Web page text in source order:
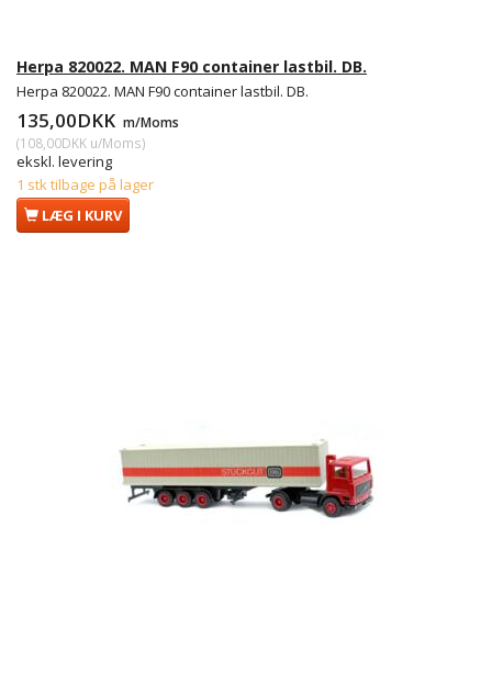
Herpa 820022. MAN F90 container lastbil. DB.
Herpa 820022. MAN F90 container lastbil. DB.
135,00DKK m/Moms
(108,00DKK u/Moms)
ekskl. levering
1 stk tilbage på lager
LÆG I KURV